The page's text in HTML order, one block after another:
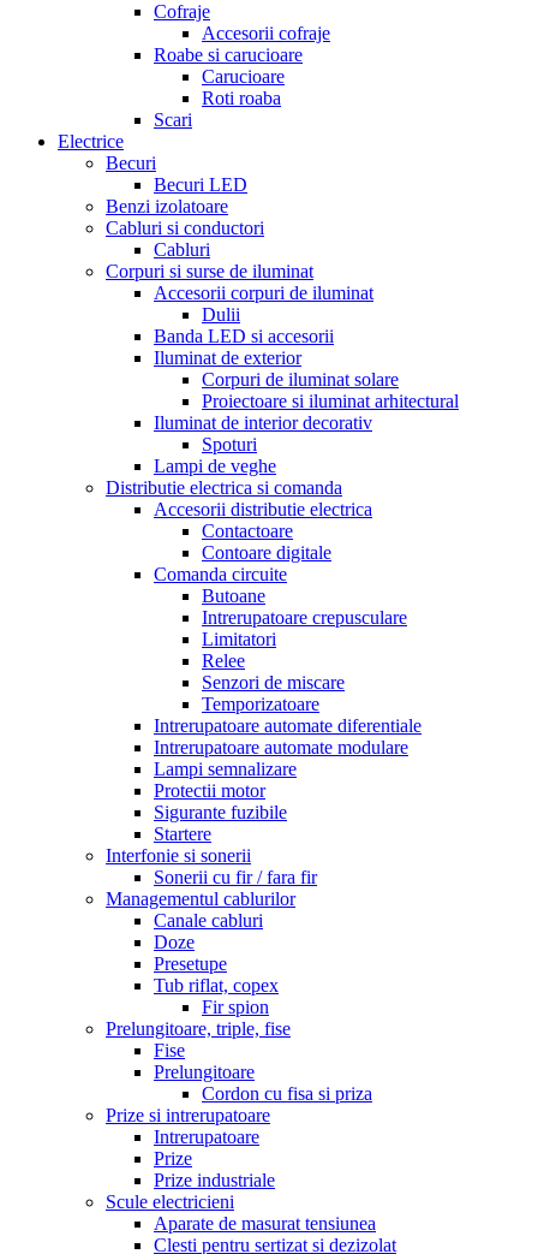
Cofraje
Accesorii cofraje
Roabe si carucioare
Carucioare
Roti roaba
Scari
Electrice
Becuri
Becuri LED
Benzi izolatoare
Cabluri si conductori
Cabluri
Corpuri si surse de iluminat
Accesorii corpuri de iluminat
Dulii
Banda LED si accesorii
Iluminat de exterior
Corpuri de iluminat solare
Proiectoare si iluminat arhitectural
Iluminat de interior decorativ
Spoturi
Lampi de veghe
Distributie electrica si comanda
Accesorii distributie electrica
Contactoare
Contoare digitale
Comanda circuite
Butoane
Intrerupatoare crepusculare
Limitatori
Relee
Senzori de miscare
Temporizatoare
Intrerupatoare automate diferentiale
Intrerupatoare automate modulare
Lampi semnalizare
Protectii motor
Sigurante fuzibile
Startere
Interfonie si sonerii
Sonerii cu fir / fara fir
Managementul cablurilor
Canale cabluri
Doze
Presetupe
Tub riflat, copex
Fir spion
Prelungitoare, triple, fise
Fise
Prelungitoare
Cordon cu fisa si priza
Prize si intrerupatoare
Intrerupatoare
Prize
Prize industriale
Scule electricieni
Aparate de masurat tensiunea
Clesti pentru sertizat si dezizolat